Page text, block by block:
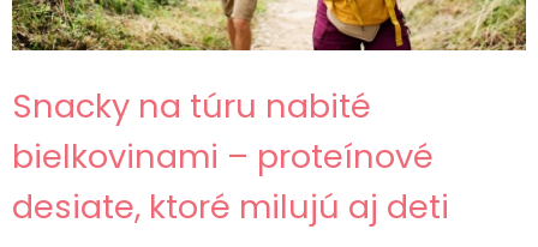
Snacky na túru nabité
bielkovinami – proteínové
desiate, ktoré milujú aj deti